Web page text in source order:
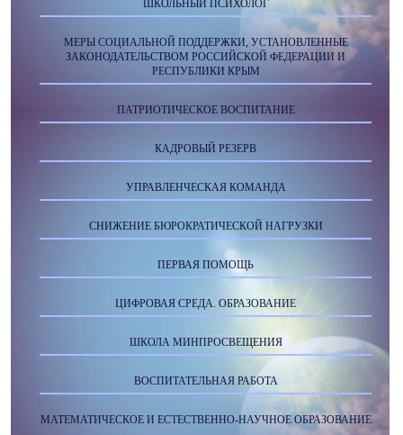
ШКОЛЬНЫЙ ПСИХОЛОГ
МЕРЫ СОЦИАЛЬНОЙ ПОДДЕРЖКИ, УСТАНОВЛЕННЫЕ
ЗАКОНОДАТЕЛЬСТВОМ РОССИЙСКОЙ ФЕДЕРАЦИИ И
РЕСПУБЛИКИ КРЫМ
ПАТРИОТИЧЕСКОЕ ВОСПИТАНИЕ
КАДРОВЫЙ РЕЗЕРВ
УПРАВЛЕНЧЕСКАЯ КОМАНДА
СНИЖЕНИЕ БЮРОКРАТИЧЕСКОЙ НАГРУЗКИ
ПЕРВАЯ ПОМОЩЬ
ЦИФРОВАЯ СРЕДА. ОБРАЗОВАНИЕ
ШКОЛА МИНПРОСВЕЩЕНИЯ
ВОСПИТАТЕЛЬНАЯ РАБОТА
МАТЕМАТИЧЕСКОЕ И ЕСТЕСТВЕННО-НАУЧНОЕ ОБРАЗОВАНИЕ